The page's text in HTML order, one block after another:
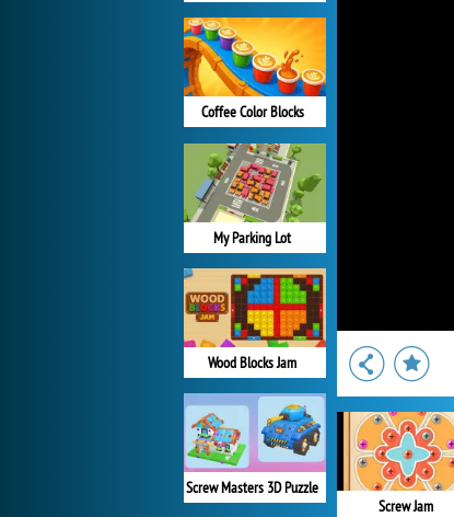
Coffee Color Blocks
My Parking Lot
Wood Blocks Jam
Screw Masters 3D Puzzle
Screw Jam